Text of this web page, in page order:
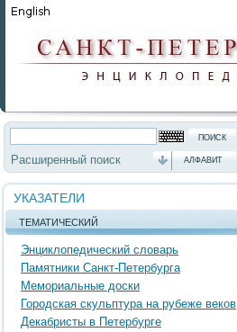
Расширенный поиск АЛФАВИТ
УКАЗАТЕЛИ
ТЕМАТИЧЕСКИЙ
Энциклопедический словарь
Памятники Санкт-Петербурга
Мемориальные доски
Городская скульптура на рубеже веков
Декабристы в Петербурге